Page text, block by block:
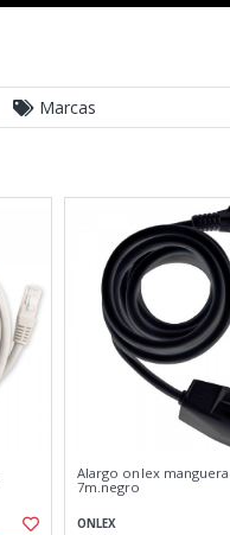
Marcas
Alargo onlex
7m.negro
ONLEX